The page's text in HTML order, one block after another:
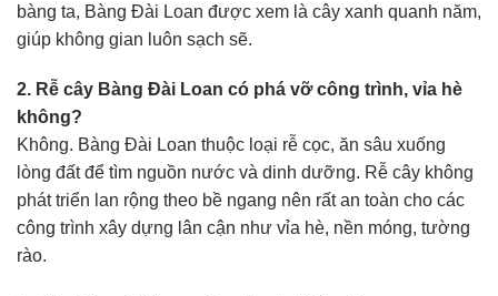
bàng ta, Bàng Đài Loan được xem là cây xanh quanh năm,
giúp không gian luôn sạch sẽ.
2. Rễ cây Bàng Đài Loan có phá vỡ công trình, vỉa hè
không?
Không. Bàng Đài Loan thuộc loại rễ cọc, ăn sâu xuống
lòng đất để tìm nguồn nước và dinh dưỡng. Rễ cây không
phát triển lan rộng theo bề ngang nên rất an toàn cho các
công trình xây dựng lân cận như vỉa hè, nền móng, tường
rào.